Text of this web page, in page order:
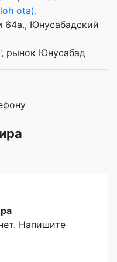
ota).
64а., Юнусабадский
рынок Юнусабад
Напишите